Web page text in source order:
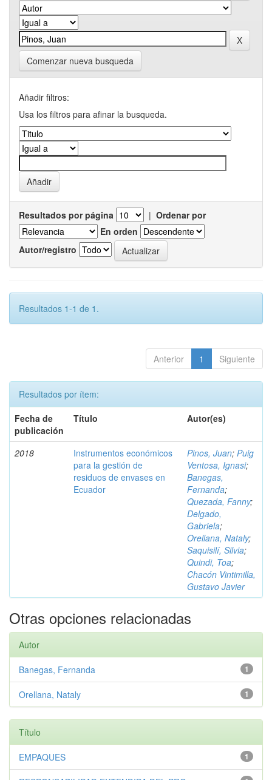
Comenzar nueva busqueda
Añadir filtros:
Usa los filtros para afinar la busqueda.
Resultados por página | Ordenar por
En orden
Autor/registro
Resultados 1-1 de 1.
Anterior 1 Siguiente
Resultados por ítem:
Fecha de
publicación
Título Autor(es)
2018
Instrumentos económicos
para la gestión de
residuos de envases en
Ecuador
Pinos, Juan; Puig
Ventosa, Ignasi;
Banegas,
Fernanda;
Quezada, Fanny;
Delgado,
Gabriela;
Orellana, Nataly;
Saquisilí, Silvia;
Quindi, Toa;
Chacón Vintimilla,
Gustavo Javier
Otras opciones relacionadas
Autor
1
Banegas, Fernanda
1
Orellana, Nataly
Título
1
EMPAQUES